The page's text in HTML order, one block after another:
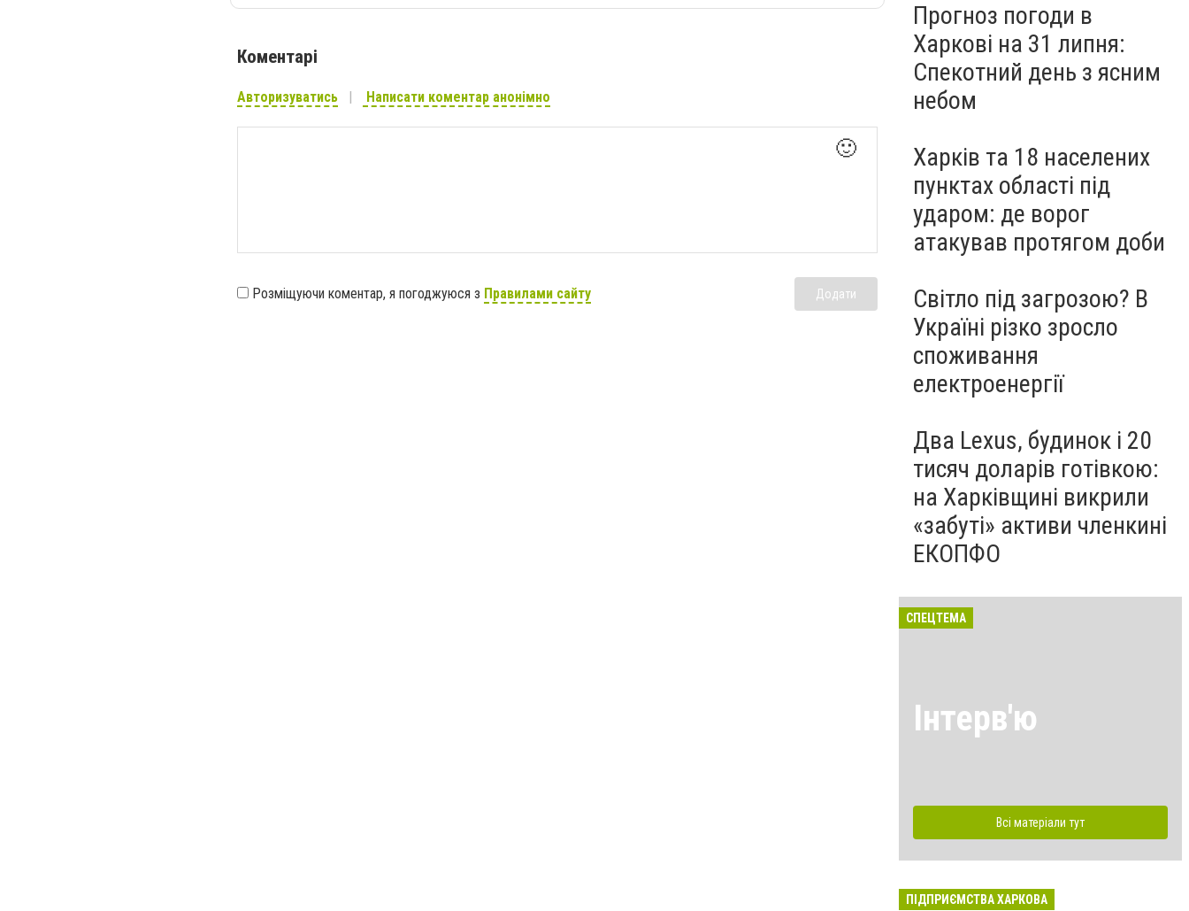
Коментарі
Авторизуватись Написати коментар анонімно
🙂
Розміщуючи коментар, я погоджуюся з Правилами сайту Додати
Прогноз погоди в
Харкові на 31 липня:
Спекотний день з ясним
небом
Харків та 18 населених
пунктах області під
ударом: де ворог
атакував протягом доби
Світло під загрозою? В
Україні різко зросло
споживання
електроенергії
Два Lexus, будинок і 20
тисяч доларів готівкою:
на Харківщині викрили
«забуті» активи членкині
ЕКОПФО
СПЕЦТЕМА
Інтерв'ю
Всі матеріали тут
ПІДПРИЄМСТВА ХАРКОВА